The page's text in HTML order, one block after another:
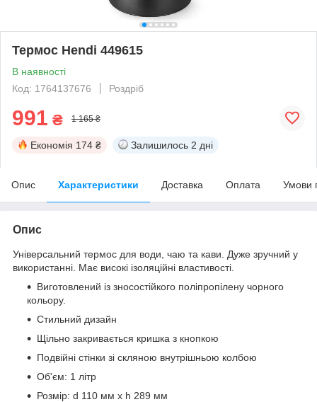
Термос Hendi 449615
В наявності
Код: 1764137676
Роздріб
991 ₴ 1 165 ₴
Економія 174 ₴ Залишилось 2 дні
Опис Характеристики Доставка Оплата Умови
Опис
Універсальний термос для води, чаю та кави. Дуже зручний у
використанні. Має високі ізоляційні властивості.
Виготовлений із зносостійкого поліпропілену чорного
кольору.
Стильний дизайн
Щільно закривається кришка з кнопкою
Подвійні стінки зі скляною внутрішньою колбою
Об'єм: 1 літр
Розмір: d 110 мм x h 289 мм